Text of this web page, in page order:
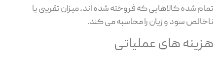
تمام شده کالاهایی که فروخته شده اند، میزان تقریبی یا
ناخالص سود و زیان را محاسبه می کند.
هزینه های عملیاتی